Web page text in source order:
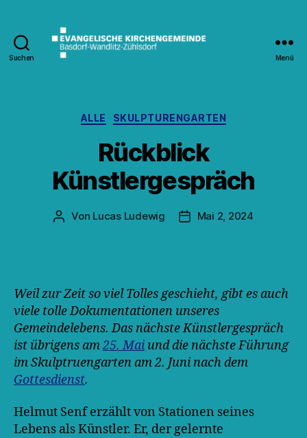
Suchen Menü
Kategorien
ALLE SKULPTURENGARTEN
Rückblick
Künstlergespräch
Beitragsautor
Von Lucas Ludewig Veröffentlichungsdatum
Mai 2, 2024
Weil zur Zeit so viel Tolles geschieht, gibt es auch
viele tolle Dokumentationen unseres
Gemeindelebens. Das nächste Künstlergespräch
ist übrigens am25. Mai und die nächste Führung
im Skulptruengarten am 2. Juni nach dem
Gottesdienst.
Helmut Senf erzählt von Stationen seines
Lebens als Künstler. Er, der gelernte